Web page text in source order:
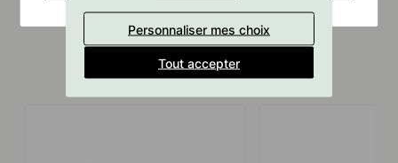
Produits similaires
Personnaliser mes choix
Tout accepter